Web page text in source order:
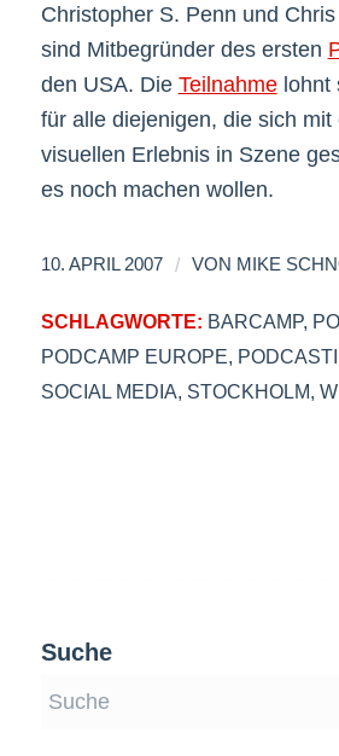
Christopher S. Penn und
sind Mitbegründer des ersten
den USA. Die Teilnahmelohnt
für alle diejenigen, die sich mit
visuellen Erlebnis in Szene
es noch machen wollen.
10. APRIL 2007 / VON MIKE
SCHLAGWORTE: BARCAMP,
PODCAMP EUROPE,
SOCIAL MEDIA, STOCKHOLM,
Suche